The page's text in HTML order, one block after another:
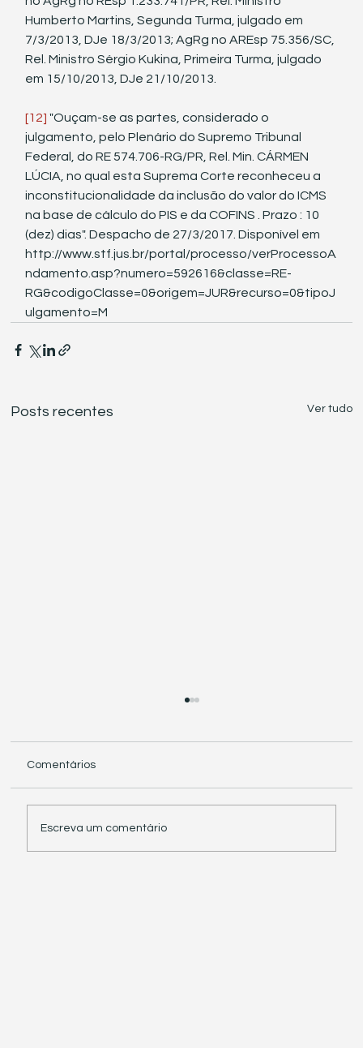
Humberto Martins, Segunda Turma, julgado em
7/3/2013, DJe 18/3/2013; AgRg no AREsp 75.356/SC,
Rel. Ministro Sérgio Kukina, Primeira Turma, julgado
em 15/10/2013, DJe 21/10/2013.
[12] "Ouçam-se as partes, considerado o
julgamento, pelo Plenário do Supremo Tribunal
Federal, do RE 574.706-RG/PR, Rel. Min. CÁRMEN
LÚCIA, no qual esta Suprema Corte reconheceu a
inconstitucionalidade da inclusão do valor do ICMS
na base de cálculo do PIS e da COFINS . Prazo : 10
(dez) dias". Despacho de 27/3/2017. Disponível em
http://www.stf.jus.br/portal/processo/verProcessoA
ndamento.asp?numero=592616&classe=RE-
RG&codigoClasse=0&origem=JUR&recurso=0&tipoJ
ulgamento=M
Posts recentes Ver tudo
Comentários
Escreva um comentário